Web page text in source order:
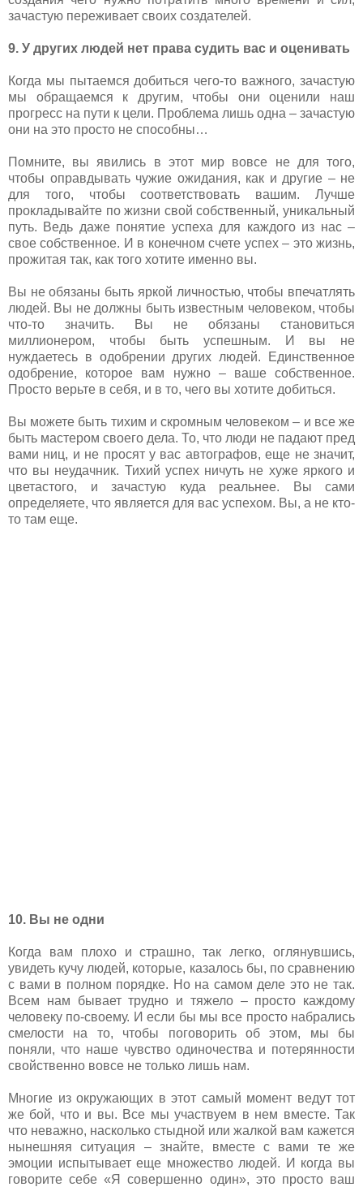
зачастую переживает своих создателей.
9. У других людей нет права судить вас и оценивать
Когда мы пытаемся добиться чего-то важного, зачастую
мы обращаемся к другим, чтобы они оценили наш
прогресс на пути к цели. Проблема лишь одна – зачастую
они на это просто не способны…
Помните, вы явились в этот мир вовсе не для того,
чтобы оправдывать чужие ожидания, как и другие – не
для того, чтобы соответствовать вашим. Лучше
прокладывайте по жизни свой собственный, уникальный
путь. Ведь даже понятие успеха для каждого из нас –
свое собственное. И в конечном счете успех – это жизнь,
прожитая так, как того хотите именно вы.
Вы не обязаны быть яркой личностью, чтобы впечатлять
людей. Вы не должны быть известным человеком, чтобы
что-то значить. Вы не обязаны становиться
миллионером, чтобы быть успешным. И вы не
нуждаетесь в одобрении других людей. Единственное
одобрение, которое вам нужно – ваше собственное.
Просто верьте в себя, и в то, чего вы хотите добиться.
Вы можете быть тихим и скромным человеком – и все же
быть мастером своего дела. То, что люди не падают пред
вами ниц, и не просят у вас автографов, еще не значит,
что вы неудачник. Тихий успех ничуть не хуже яркого и
цветастого, и зачастую куда реальнее. Вы сами
определяете, что является для вас успехом. Вы, а не кто-
то там еще.
10. Вы не одни
Когда вам плохо и страшно, так легко, оглянувшись,
увидеть кучу людей, которые, казалось бы, по сравнению
с вами в полном порядке. Но на самом деле это не так.
Всем нам бывает трудно и тяжело – просто каждому
человеку по-своему. И если бы мы все просто набрались
смелости на то, чтобы поговорить об этом, мы бы
поняли, что наше чувство одиночества и потерянности
свойственно вовсе не только лишь нам.
Многие из окружающих в этот самый момент ведут тот
же бой, что и вы. Все мы участвуем в нем вместе. Так
что неважно, насколько стыдной или жалкой вам кажется
нынешняя ситуация – знайте, вместе с вами те же
эмоции испытывает еще множество людей. И когда вы
говорите себе «Я совершенно один», это просто ваш